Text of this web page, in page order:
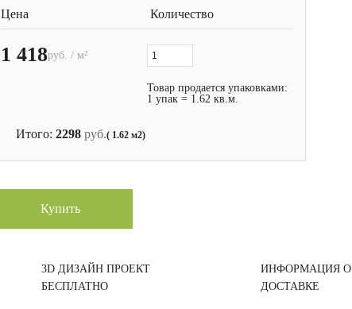
Цена Количество
1 418руб. / м²
Товар продается упаковками:
1 упак = 1.62 кв.м.
Итого: 2298 руб.( 1.62 м2)
Купить
3D ДИЗАЙН ПРОЕКТ
БЕСПЛАТНО
ИНФОРМАЦИЯ О
ДОСТАВКЕ